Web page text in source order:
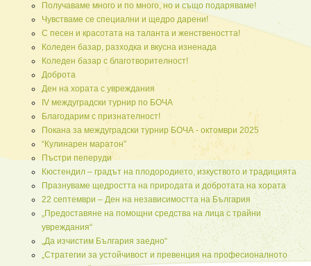
Получаваме много и по много, но и също подаряваме!
Чувстваме се специални и щедро дарени!
С песен и красотата на таланта и женствеността!
Кoледен базар, разходка и вкусна изненада
Коледен базар с благотворителност!
Доброта
Ден на хората с увреждания
IV междуградски турнир по БОЧА
Благодарим с признателност!
Покана за междуградски турнир БОЧА - октомври 2025
“Кулинарен маратон”
Пъстри пеперуди
Кюстендил – градът на плодородието, изкуството и традицията
Празнуваме щедростта на природата и добротата на хората
22 септември – Ден на независимостта на България
„Предоставяне на помощни средства на лица с трайни
увреждания“
„Да изчистим България заедно“
„Стратегии за устойчивост и превенция на професионалното